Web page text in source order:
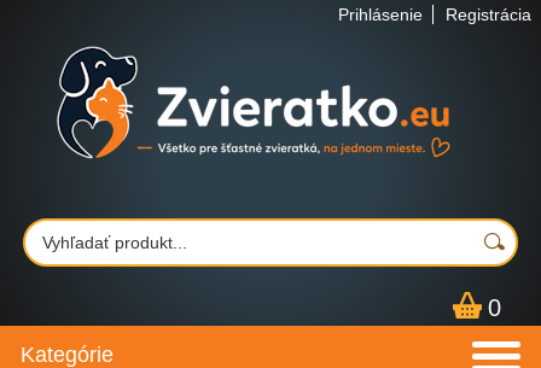
Prihlásenie Registrácia
0
Kategórie